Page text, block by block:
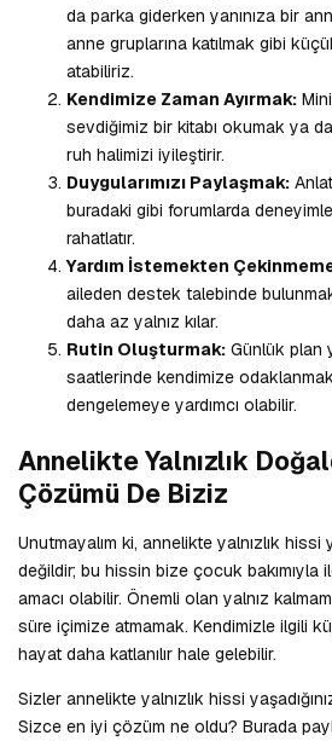
da parka giderken yanınıza bir
anne gruplarına katılmak gibi
atabiliriz.
Kendimize Zaman Ayırmak:
sevdiğimiz bir kitabı okumak ya
ruh halimizi iyileştirir.
Duygularımızı Paylaşmak:
buradaki gibi forumlarda
rahatlatır.
Yardım İstemekten
aileden destek talebinde
daha az yalnız kılar.
Rutin Oluşturmak: Günlük plan
saatlerinde kendimize
dengelemeye yardımcı olabilir.
Annelikte Yalnızlık
Çözümü De Biziz
Unutmayalım ki, annelikte yalnızlık
değildir; bu hissin bize çocuk bakımıyla
amacı olabilir. Önemli olan yalnız
süre içimize atmamak. Kendimizle ilgili
hayat daha katlanılır hale gelebilir.
Sizler annelikte yalnızlık hissi
Sizce en iyi çözüm ne oldu? Burada